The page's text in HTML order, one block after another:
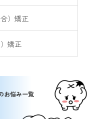
）矯正
矯正
お悩み一覧